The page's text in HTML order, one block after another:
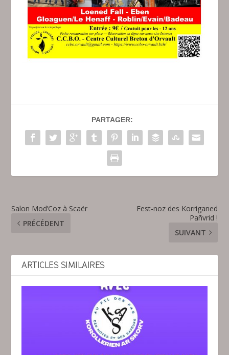
PARTAGER:
Salon Mod’Coz à Scaër
PRÉCÉDENT
Fest-noz des Korriganed
Pañvrid !
SUIVANT
ARTICLES SIMILAIRES